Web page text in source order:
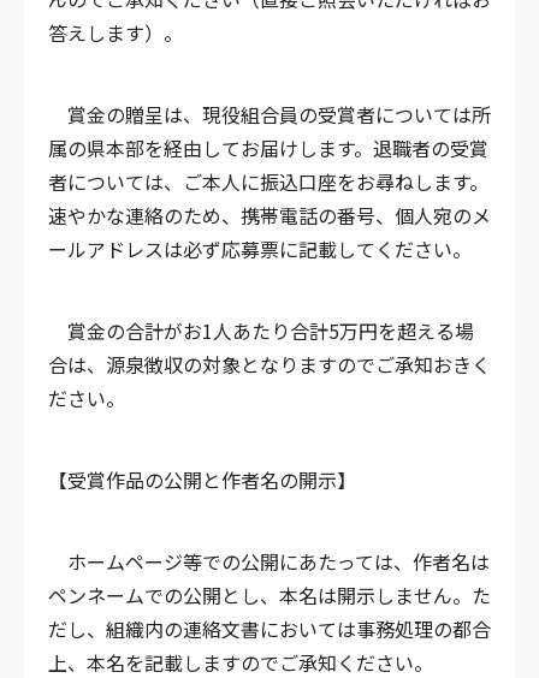
答えします）。
賞金の贈呈は、現役組合員の受賞者については所
属の県本部を経由してお届けします。退職者の受賞
者については、ご本人に振込口座をお尋ねします。
速やかな連絡のため、携帯電話の番号、個人宛のメ
ールアドレスは必ず応募票に記載してください。
賞金の合計がお1人あたり合計5万円を超える場
合は、源泉徴収の対象となりますのでご承知おきく
ださい。
【受賞作品の公開と作者名の開示】
ホームページ等での公開にあたっては、作者名は
ペンネームでの公開とし、本名は開示しません。た
だし、組織内の連絡文書においては事務処理の都合
上、本名を記載しますのでご承知ください。